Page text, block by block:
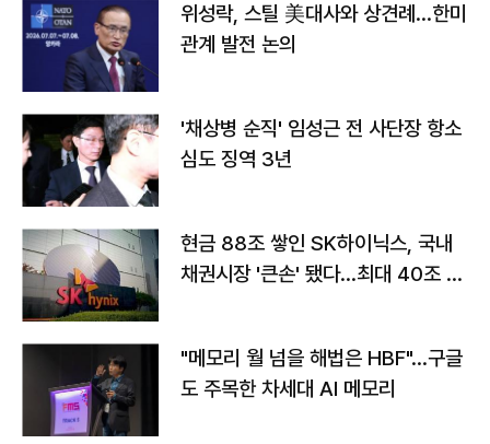
위성락, 스틸 美대사와 상견례…한미
관계 발전 논의
'채상병 순직' 임성근 전 사단장 항소
심도 징역 3년
현금 88조 쌓인 SK하이닉스, 국내
채권시장 '큰손' 됐다…최대 40조 투
"메모리 월 넘을 해법은 HBF"…구글
도 주목한 차세대 AI 메모리